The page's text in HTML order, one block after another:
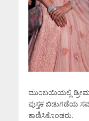
ಮುಂಬಯಿಯಲ್ಲಿ
ಪುಸ್ತಕ ಬಿಡುಗಡೆಯ
ಕಾಣಿಸಿಕೊಂಡರು.